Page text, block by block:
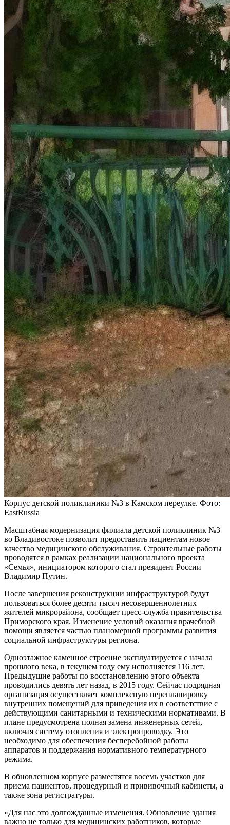
Корпус детской поликлиники №3 в Камском переулке. Фото:
EastRussia
Масштабная модернизация филиала детской поликлиник №3
во Владивостоке позволит предоставить пациентам новое
качество медицинского обслуживания. Строительные работы
проводятся в рамках реализации национального проекта
«Семья», инициатором которого стал президент России
Владимир Путин.
После завершения реконструкции инфраструктурой будут
пользоваться более десяти тысяч несовершеннолетних
жителей микрорайона, сообщает пресс-служба правительства
Приморского края. Изменение условий оказания врачебной
помощи является частью планомерной программы развития
социальной инфраструктуры региона.
Одноэтажное каменное строение эксплуатируется с начала
прошлого века, в текущем году ему исполняется 116 лет.
Предыдущие работы по восстановлению этого объекта
проводились девять лет назад, в 2015 году. Сейчас подрядная
организация осуществляет комплексную перепланировку
внутренних помещений для приведения их в соответствие с
действующими санитарными и техническими нормативами. В
плане предусмотрена полная замена инженерных сетей,
включая систему отопления и электропроводку. Это
необходимо для обеспечения бесперебойной работы
аппаратов и поддержания нормативного температурного
режима.
В обновленном корпусе разместятся восемь участков для
приема пациентов, процедурный и прививочный кабинеты, а
также зона регистратуры.
«Для нас это долгожданные изменения. Обновление здания
важно не только для медицинских работников, которые